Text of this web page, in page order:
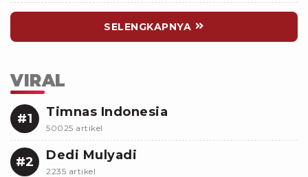
SELENGKAPNYA
VIRAL
#1 Timnas Indonesia
50025 artikel
#2 Dedi Mulyadi
2235 artikel